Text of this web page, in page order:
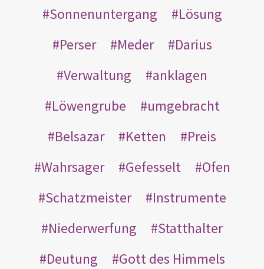
Sonnenuntergang
Lösung
Perser
Meder
Darius
Verwaltung
anklagen
Löwengrube
umgebracht
Belsazar
Ketten
Preis
Wahrsager
Gefesselt
Ofen
Schatzmeister
Instrumente
Niederwerfung
Statthalter
Deutung
Gott des Himmels